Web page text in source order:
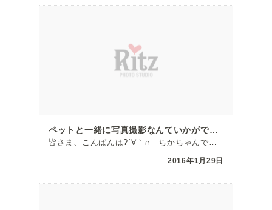
ペットと一緒に写真撮影なんていかがでしょう☆*．･(*ゝ∀・*)ﾉ
2016年1月29日